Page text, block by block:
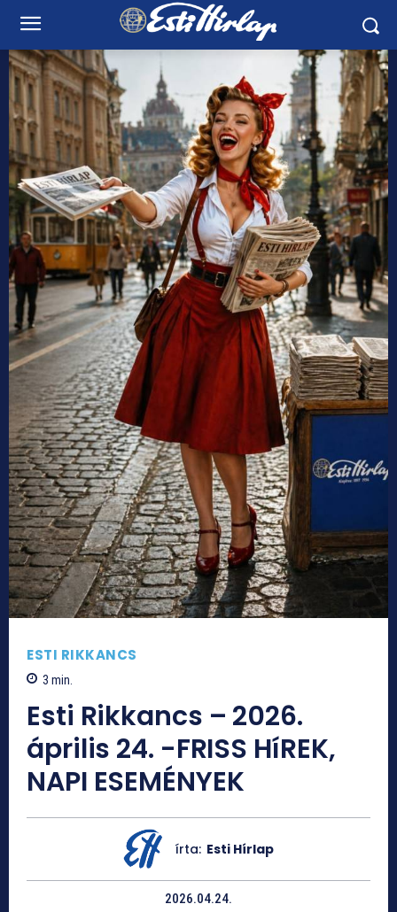
ESTI RIKKANCS
3 min.
Esti Rikkancs – 2026.
április 24. -FRISS HíREK,
NAPI ESEMÉNYEK
írta: Esti Hírlap
2026.04.24.